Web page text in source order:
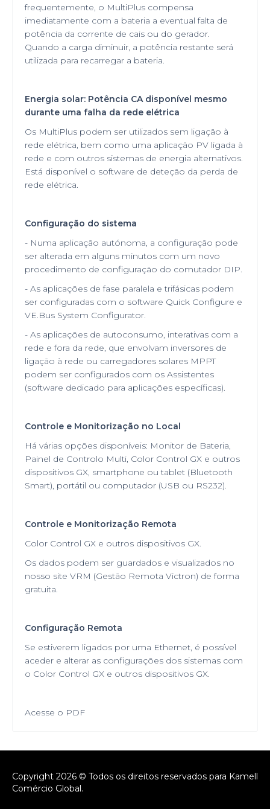
frequentemente, o MultiPlus compensa
imediatamente com a bateria a eventual falta de
potência da corrente de cais ou do gerador.
Quando a carga diminuir, a potência restante será
utilizada para recarregar a bateria.
Energia solar: Potência CA disponível mesmo
durante uma falha da rede elétrica
Os MultiPlus podem ser utilizados sem ligação à
rede elétrica, bem como uma aplicação PV ligada à
rede e com outros sistemas de energia alternativos.
Está disponível o software de deteção da perda de
rede elétrica.
Configuração do sistema
- Numa aplicação autónoma, a configuração pode
ser alterada em alguns minutos com um novo
procedimento de configuração do comutador DIP.
- As aplicações de fase paralela e trifásicas podem
ser configuradas com o software Quick Configure e
VE.Bus System Configurator.
- As aplicações de autoconsumo, interativas com a
rede e fora da rede, que envolvam inversores de
ligação à rede ou carregadores solares MPPT
podem ser configurados com os Assistentes
(software dedicado para aplicações específicas).
Controle e Monitorização no Local
Há várias opções disponíveis: Monitor de Bateria,
Painel de Controlo Multi, Color Control GX e outros
dispositivos GX, smartphone ou tablet (Bluetooth
Smart), portátil ou computador (USB ou RS232).
Controle e Monitorização Remota
Color Control GX e outros dispositivos GX.
Os dados podem ser guardados e visualizados no
nosso site VRM (Gestão Remota Victron) de forma
gratuita.
Configuração Remota
Se estiverem ligados por uma Ethernet, é possível
aceder e alterar as configurações dos sistemas com
o Color Control GX e outros dispositivos GX.
Acesse o PDF
Copyright 2026 © Todos os direitos reservados para Kamell
Comércio Global.